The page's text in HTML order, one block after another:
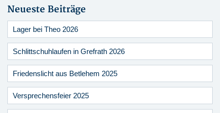
Neueste Beiträge
Lager bei Theo 2026
Schlittschuhlaufen in Grefrath 2026
Friedenslicht aus Betlehem 2025
Versprechensfeier 2025